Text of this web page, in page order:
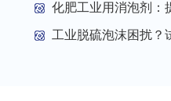
化肥工业用消泡剂：
工业脱硫泡沫困扰？